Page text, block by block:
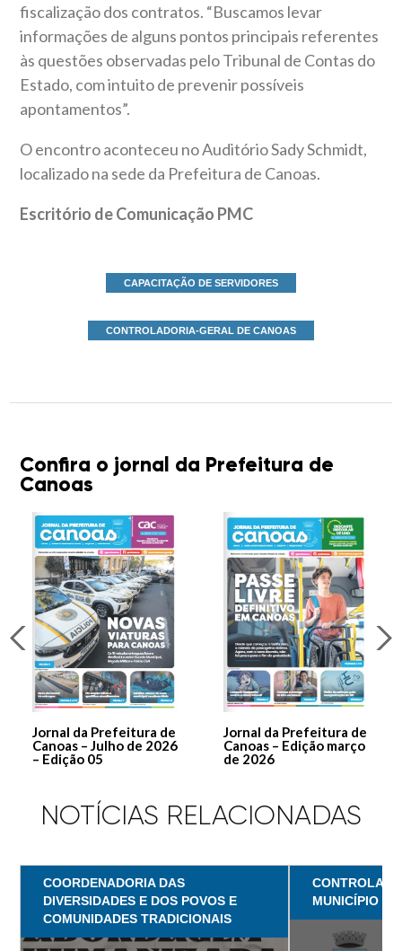
fiscalização dos contratos. “Buscamos levar
informações de alguns pontos principais referentes
às questões observadas pelo Tribunal de Contas do
Estado, com intuito de prevenir possíveis
apontamentos”.
O encontro aconteceu no Auditório Sady Schmidt,
localizado na sede da Prefeitura de Canoas.
Escritório de Comunicação PMC
CAPACITAÇÃO DE SERVIDORES
CONTROLADORIA-GERAL DE CANOAS
Confira o jornal da Prefeitura de
Canoas
Jornal da Prefeitura de
Canoas – Julho de 2026
– Edição 05
Jornal da Prefeitura de
Canoas – Edição março
de 2026
NOTÍCIAS RELACIONADAS
COORDENADORIA DAS
DIVERSIDADES E DOS POVOS E
COMUNIDADES TRADICIONAIS
MUNICÍPIO